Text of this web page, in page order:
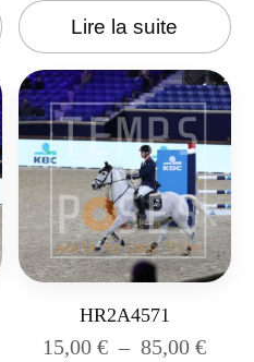
Lire la suite
HR2A4571
15,00€ – 85,00€